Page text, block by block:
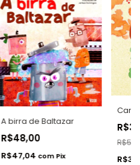
A birra de Baltazar
R$48,00
R$47,04 com Pix